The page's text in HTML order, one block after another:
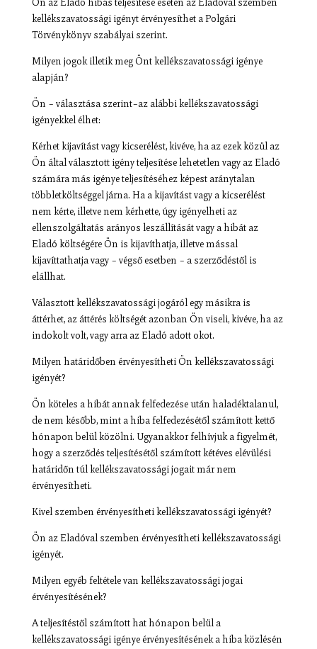
Ön az Eladó hibás teljesítése esetén az Eladóval szemben
kellékszavatossági igényt érvényesíthet a Polgári
Törvénykönyv szabályai szerint.
Milyen jogok illetik meg Önt kellékszavatossági igénye
alapján?
Ön – választása szerint–az alábbi kellékszavatossági
igényekkel élhet:
Kérhet kijavítást vagy kicserélést, kivéve, ha az ezek közül az
Ön által választott igény teljesítése lehetetlen vagy az Eladó
számára más igénye teljesítéséhez képest aránytalan
többletköltséggel járna. Ha a kijavítást vagy a kicserélést
nem kérte, illetve nem kérhette, úgy igényelheti az
ellenszolgáltatás arányos leszállítását vagy a hibát az
Eladó költségére Ön is kijavíthatja, illetve mással
kijavíttathatja vagy – végső esetben – a szerződéstől is
elállhat.
Választott kellékszavatossági jogáról egy másikra is
áttérhet, az áttérés költségét azonban Ön viseli, kivéve, ha az
indokolt volt, vagy arra az Eladó adott okot.
Milyen határidőben érvényesítheti Ön kellékszavatossági
igényét?
Ön köteles a hibát annak felfedezése után haladéktalanul,
de nem később, mint a hiba felfedezésétől számított kettő
hónapon belül közölni. Ugyanakkor felhívjuk a figyelmét,
hogy a szerződés teljesítésétől számított kétéves elévülési
határidőn túl kellékszavatossági jogait már nem
érvényesítheti.
Kivel szemben érvényesítheti kellékszavatossági igényét?
Ön az Eladóval szemben érvényesítheti kellékszavatossági
igényét.
Milyen egyéb feltétele van kellékszavatossági jogai
érvényesítésének?
A teljesítéstől számított hat hónapon belül a
kellékszavatossági igénye érvényesítésének a hiba közlésén